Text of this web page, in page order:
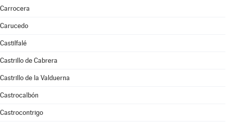
Carrocera
Carucedo
Castilfalé
Castrillo de Cabrera
Castrillo de la Valduerna
Castrocalbón
Castrocontrigo